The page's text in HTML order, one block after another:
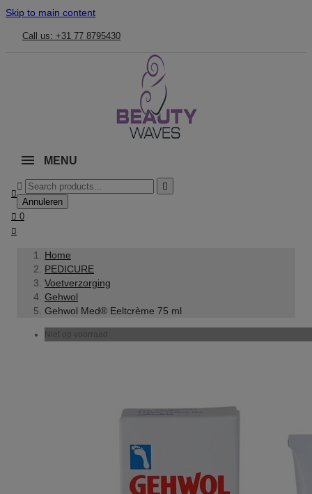
Skip to main content
Call us: +31 77 8795430
MENU



Annuleren
 0

Home
PEDICURE
Voetverzorging
Gehwol
Gehwol Med® Eeltcrème 75 ml
Niet op voorraad